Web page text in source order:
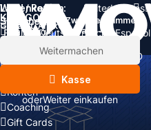
Land / Region:
United States
Sprache:
English Deutsch Français
Español
Währung:
EUR GBP
CAD
AUD
Warenkorb
GesamtArtikel Zwischensumme:
Rabatt: -
Weitermachen
Kasse
oderWeiter einkaufen
KATEGORIEN
Währung
Nachfüllen
Konten
Coaching
Gift Cards